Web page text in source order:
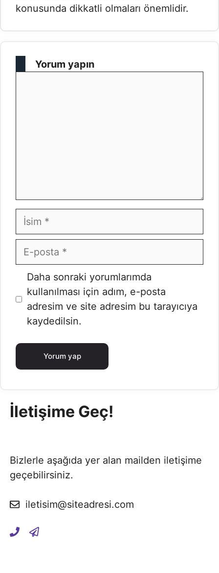
konusunda dikkatli olmaları önemlidir.
Yorum yapın
İsim
E-
posta
İnternet
sitesi
Daha sonraki yorumlarımda
kullanılması için adım, e-posta
adresim ve site adresim bu tarayıcıya
kaydedilsin.
İletişime Geç!
Bizlerle aşağıda yer alan mailden iletişime
geçebilirsiniz.
iletisim@siteadresi.com